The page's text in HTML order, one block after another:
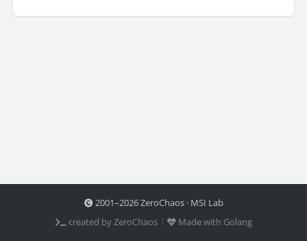
2001–2026 ZeroChaos · MSI Lab
created by ZeroChaos ⦙
Made with Golang